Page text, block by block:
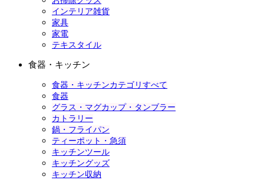
インテリア雑貨
家具
家電
テキスタイル
食器・キッチン
食器・キッチンカテゴリすべて
食器
グラス・マグカップ・タンブラー
カトラリー
鍋・フライパン
ティーポット・急須
キッチンツール
キッチングッズ
キッチン収納